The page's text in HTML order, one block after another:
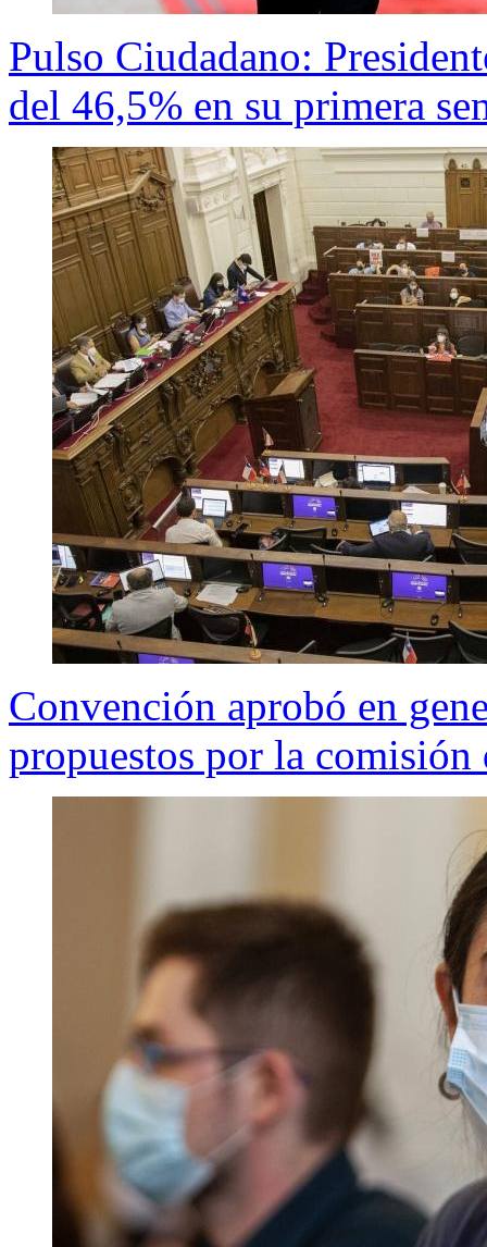
Pulso Ciudadano:
del 46,5% en su primera
Convención aprobó en
propuestos por la